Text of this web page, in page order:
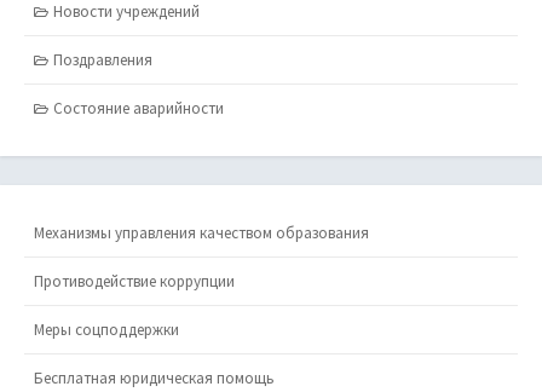
Новости учреждений
Поздравления
Состояние аварийности
Механизмы управления качеством образования
Противодействие коррупции
Меры соцподдержки
Бесплатная юридическая помощь